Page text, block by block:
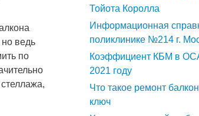
ведь
по
Тойота Королла
Информационная
поликлинике №214 г.
Коэффициент КБМ в
2021 году
Что такое ремонт
ключ